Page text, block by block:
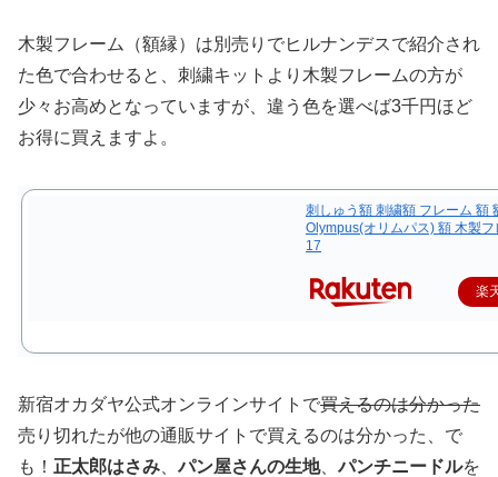
木製フレーム（額縁）は別売りでヒルナンデスで紹介され
た色で合わせると、刺繍キットより木製フレームの方が
少々お高めとなっていますが、違う色を選べば3千円ほど
お得に買えますよ。
刺しゅう額 刺繍額 フレーム 額
Olympus(オリムパス) 額 木製フ
17
楽
新宿オカダヤ公式オンラインサイトで買えるのは分かった
売り切れたが他の通販サイトで買えるのは分かった、で
も！ 正太郎はさみ 、パン屋さんの生地、パンチニードルを